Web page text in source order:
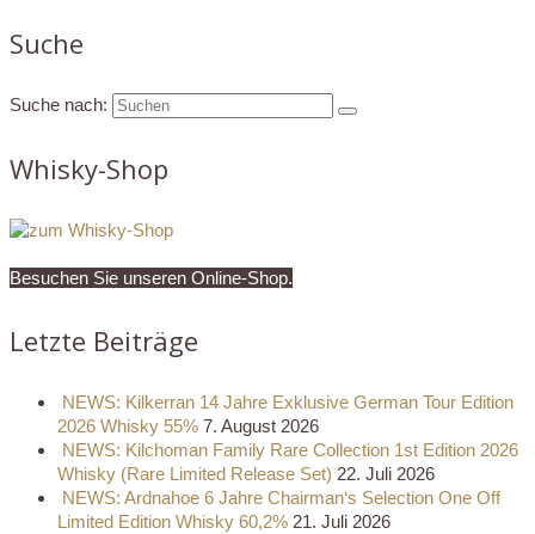
Suche
Suche nach:
Whisky-Shop
Besuchen Sie unseren Online-Shop.
Letzte Beiträge
NEWS: Kilkerran 14 Jahre Exklusive German Tour Edition
2026 Whisky 55% 7. August 2026
NEWS: Kilchoman Family Rare Collection 1st Edition 2026
Whisky (Rare Limited Release Set) 22. Juli 2026
NEWS: Ardnahoe 6 Jahre Chairman‘s Selection One Off
Limited Edition Whisky 60,2% 21. Juli 2026